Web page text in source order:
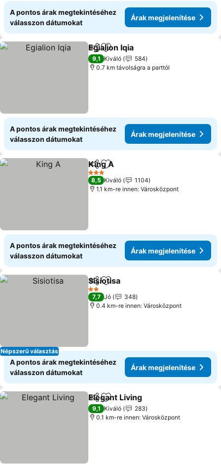
A pontos árak megtekintéséhez
válasszon dátumokat
Árak megjelenítése
Megosztás
Hozzáadás a kedvencekhez
Egialion Iqia
9,1 Kiváló
584
0.7 km távolságra a parttól
A pontos árak megtekintéséhez
válasszon dátumokat
Árak megjelenítése
MegosztásHozzáadás a kedvencekhez
King A
3 Kategória
8,5 Kiváló
1104
1.1 km-re innen: Városközpont
A pontos árak megtekintéséhez
válasszon dátumokat
Árak megjelenítése
Népszerű választás
MegosztásHozzáadás a kedvencekhez
Sisiotisa
2 Kategória
7,7 Jó
348
0.4 km-re innen: Városközpont
A pontos árak megtekintéséhez
válasszon dátumokat
Árak megjelenítése
Megosztás
Hozzáadás a kedvencekhez
Elegant Living
9,1 Kiváló
283
0.1 km-re innen: Városközpont